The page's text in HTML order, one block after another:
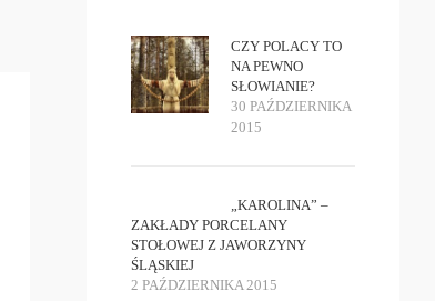
CZY POLACY TO
NA PEWNO
SŁOWIANIE?
30 PAŹDZIERNIKA
2015
„KAROLINA” –
ZAKŁADY PORCELANY
STOŁOWEJ Z JAWORZYNY
ŚLĄSKIEJ
2 PAŹDZIERNIKA 2015